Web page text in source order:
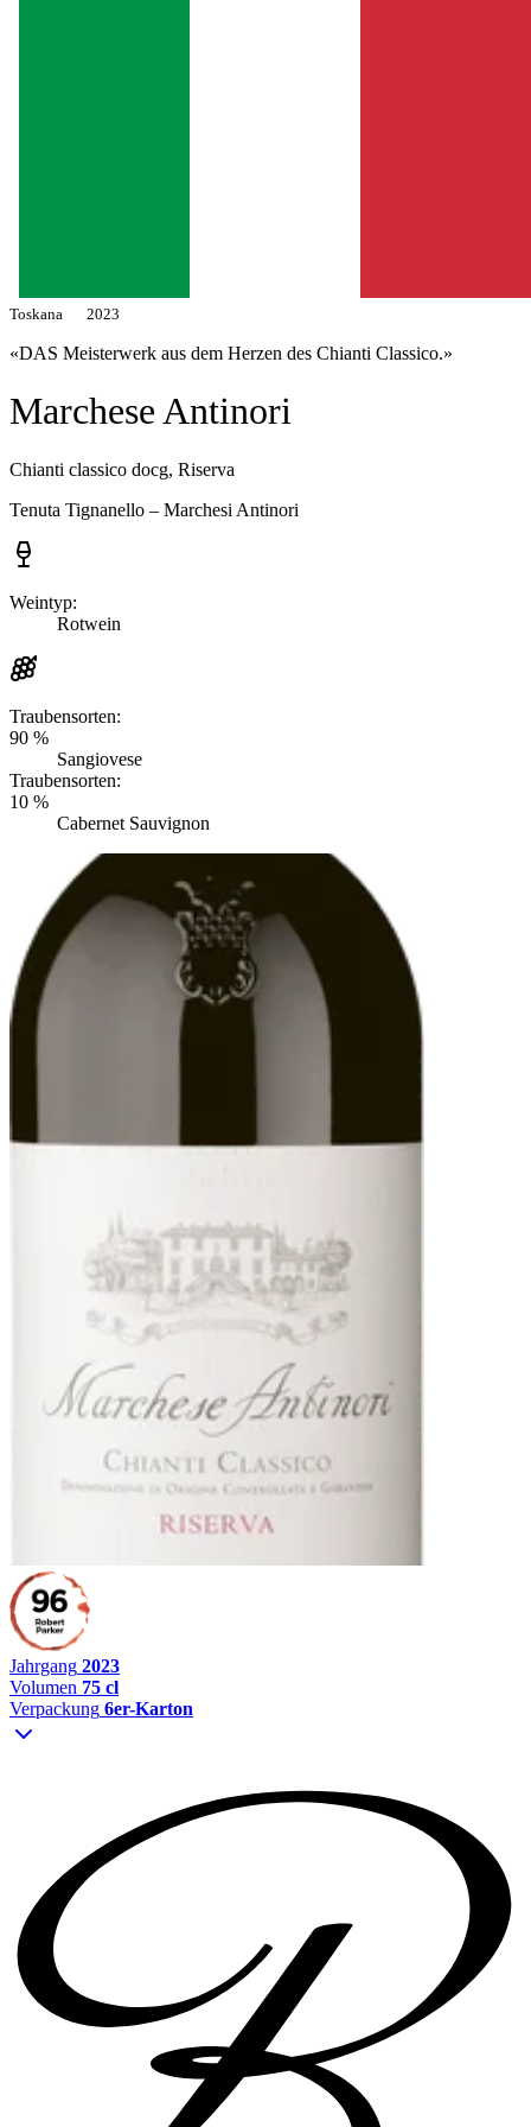
Toskana 2023
«DAS Meisterwerk aus dem Herzen des Chianti Classico.»
Marchese Antinori
Chianti classico docg, Riserva
Tenuta Tignanello – Marchesi Antinori
Weintyp:
Rotwein
Traubensorten:
90 %
Sangiovese
Traubensorten:
10 %
Cabernet Sauvignon
Jahrgang 2023
Volumen 75 cl
Verpackung 6er-Karton